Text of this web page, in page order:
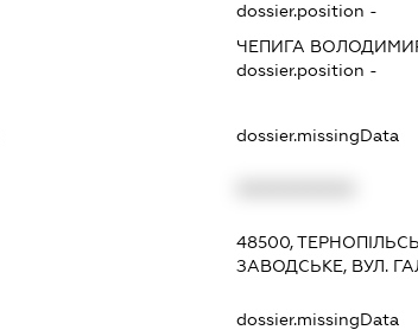
dossier.position -
ЧЕПИГА
dossier.position -
dossier.missingData
48500,
ЗАВОДСЬКЕ, ВУЛ.
dossier.missingData